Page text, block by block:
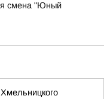
смена "Юный